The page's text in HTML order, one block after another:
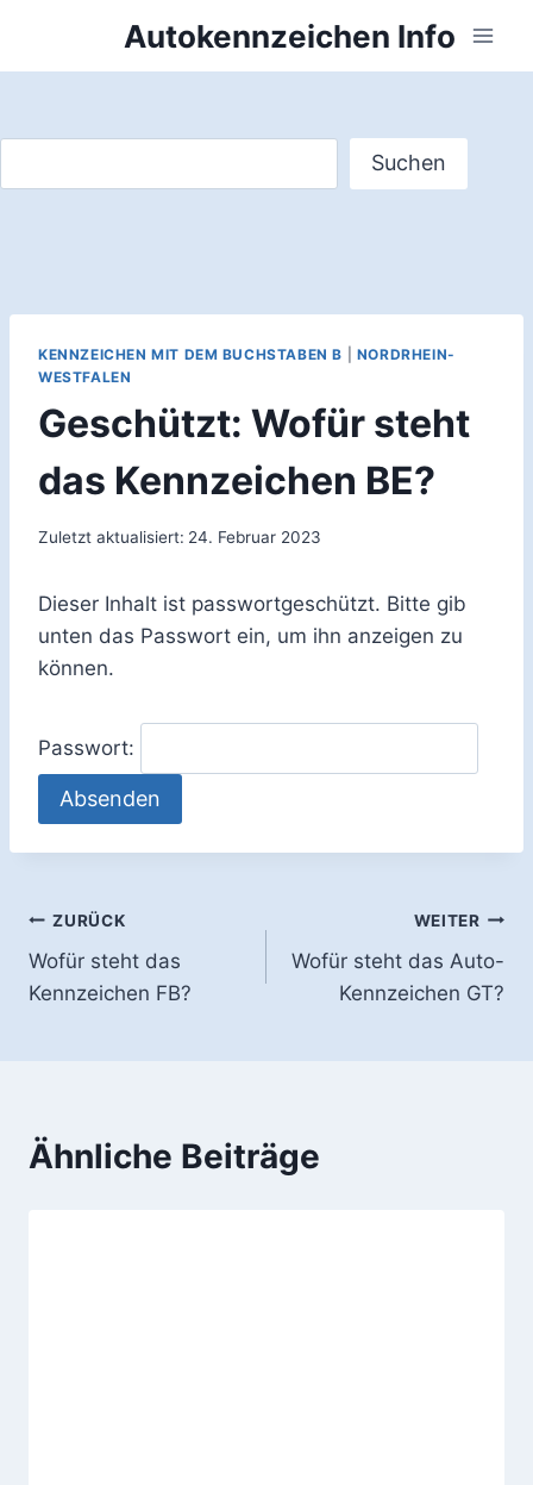
springen
Autokennzeichen Info
Suchen
KENNZEICHEN MIT DEM BUCHSTABEN B
NORDRHEIN-
WESTFALEN
Geschützt: Wofür steht
das Kennzeichen BE?
Zuletzt aktualisiert: 24. Februar 2023
Dieser Inhalt ist passwortgeschützt. Bitte gib
unten das Passwort ein, um ihn anzeigen zu
können.
Passwort:
Beitragsnavigation
ZURÜCK
Wofür steht das
Kennzeichen FB?
WEITER
Wofür steht das Auto-
Kennzeichen GT?
Ähnliche Beiträge